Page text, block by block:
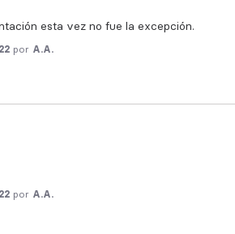
esta vez no fue la excepción.
por A.A.
por A.A.